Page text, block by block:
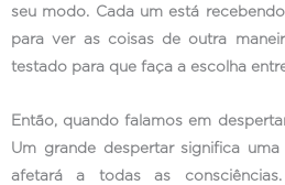
seu modo. Cada um está
para ver as coisas de outra
testado para que faça a escolha
Então, quando falamos em
Um grande despertar significa
afetará a todas as